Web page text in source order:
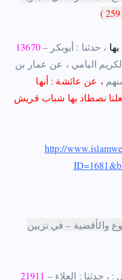
259
)
13670 بها ، حدثنا : أبوبكر
اليامي ، عن عمار بن
، عن عائشة : أنها
نصطاد بها شباب
http://
والأقضية – في تزيين
21911 – حدثنا : أبوبكر قال : ، حدثنا : وكيع قال : ، حدثنا : العلاء